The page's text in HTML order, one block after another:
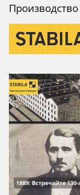
Производство